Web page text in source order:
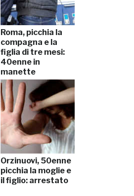
Roma, picchia la
compagna e la
figlia di tre mesi:
40enne in
manette
Orzinuovi, 50enne
picchia la moglie e
il figlio: arrestato